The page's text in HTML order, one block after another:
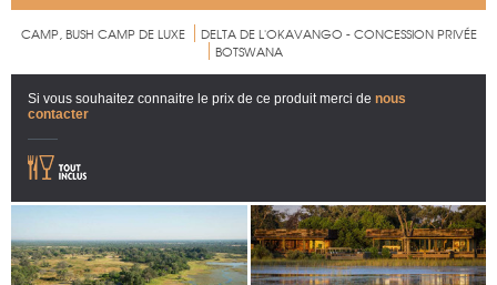
CAMP, BUSH CAMP DE LUXE
DELTA DE L'OKAVANGO - CONCESSION PRIVÉE
BOTSWANA
Si vous souhaitez connaitre le prix de ce produit merci de nous
contacter